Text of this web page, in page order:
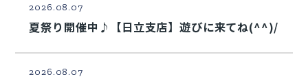
2026.08.07
夏祭り開催中♪【日立支店】遊びに来てね(^^)/
2026.08.07